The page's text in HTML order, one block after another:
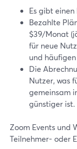
Es gibt einen
Bezahlte
$39/Monat
für neue
und
Die
Nutzer, was
gemeinsam
günstiger ist.
Zoom Events und
Teilnehmer- oder